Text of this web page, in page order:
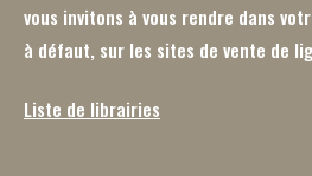
vous invitons à vous rendre dans
à défaut, sur les sites de vente de
Liste de librairies